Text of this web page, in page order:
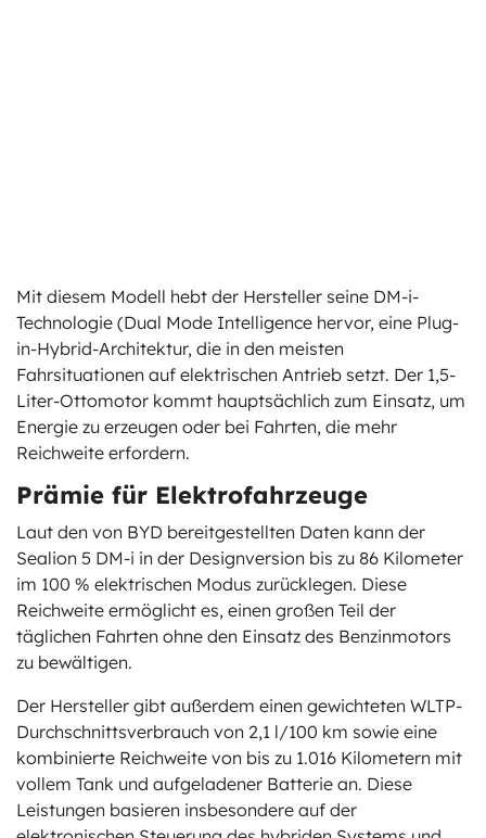
Mit diesem Modell hebt der Hersteller seine DM-i-
Technologie (Dual Mode Intelligence hervor, eine Plug-
in-Hybrid-Architektur, die in den meisten
Fahrsituationen auf elektrischen Antrieb setzt. Der 1,5-
Liter-Ottomotor kommt hauptsächlich zum Einsatz, um
Energie zu erzeugen oder bei Fahrten, die mehr
Reichweite erfordern.
Prämie für Elektrofahrzeuge
Laut den von BYD bereitgestellten Daten kann der
Sealion 5 DM-i in der Designversion bis zu 86 Kilometer
im 100 % elektrischen Modus zurücklegen. Diese
Reichweite ermöglicht es, einen großen Teil der
täglichen Fahrten ohne den Einsatz des Benzinmotors
zu bewältigen.
Der Hersteller gibt außerdem einen gewichteten WLTP-
Durchschnittsverbrauch von 2,1 l/100 km sowie eine
kombinierte Reichweite von bis zu 1.016 Kilometern mit
vollem Tank und aufgeladener Batterie an. Diese
Leistungen basieren insbesondere auf der